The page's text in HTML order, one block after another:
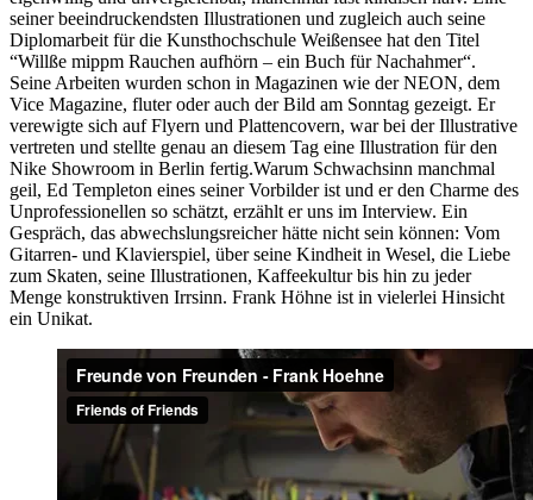
seiner beeindruckendsten Illustrationen und zugleich auch seine
Diplomarbeit für die Kunsthochschule Weißensee hat den Titel
“Willße mippm Rauchen aufhörn – ein Buch für Nachahmer“.
Seine Arbeiten wurden schon in Magazinen wie der NEON, dem
Vice Magazine, fluter oder auch der Bild am Sonntag gezeigt. Er
verewigte sich auf Flyern und Plattencovern, war bei der Illustrative
vertreten und stellte genau an diesem Tag eine Illustration für den
Nike Showroom in Berlin fertig.Warum Schwachsinn manchmal
geil, Ed Templeton eines seiner Vorbilder ist und er den Charme des
Unprofessionellen so schätzt, erzählt er uns im Interview. Ein
Gespräch, das abwechslungsreicher hätte nicht sein können: Vom
Gitarren- und Klavierspiel, über seine Kindheit in Wesel, die Liebe
zum Skaten, seine Illustrationen, Kaffeekultur bis hin zu jeder
Menge konstruktiven Irrsinn. Frank Höhne ist in vielerlei Hinsicht
ein Unikat.